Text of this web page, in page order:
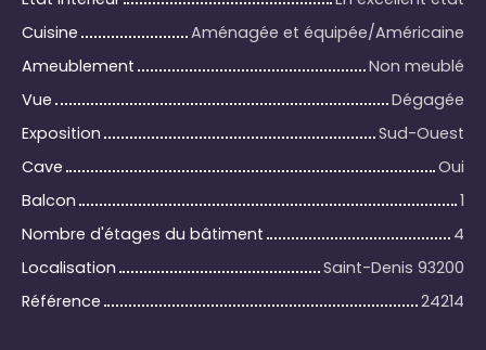
Cuisine
Aménagée et équipée/Américaine
Ameublement
Non meublé
Vue
Dégagée
Exposition
Sud-Ouest
Cave
Oui
Balcon
1
Nombre d'étages du bâtiment
4
Localisation
Saint-Denis 93200
Référence
24214